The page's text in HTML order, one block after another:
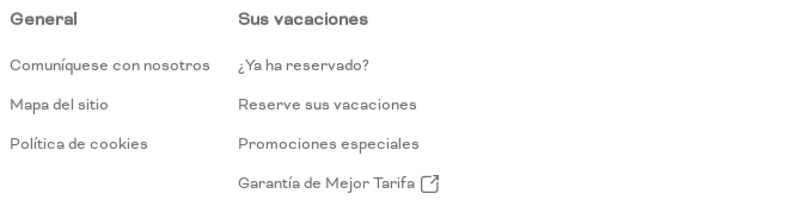
General
Comuníquese con nosotros
Mapa del sitio
Política de cookies
Sus vacaciones
¿Ya ha reservado?
Reserve sus vacaciones
Promociones especiales
Garantía de Mejor Tarifa